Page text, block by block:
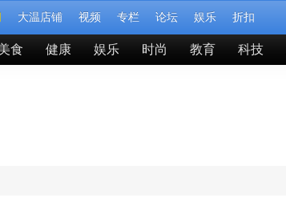
大温店铺 视频 专栏 论坛 娱乐 折扣
食 健康 娱乐 时尚 教育 科技